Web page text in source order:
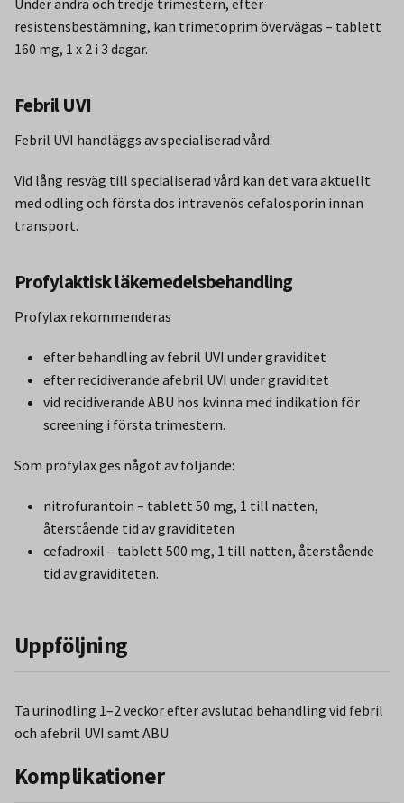
resistensbestämning, kan trimetoprim övervägas – tablett
160 mg, 1 x 2 i 3 dagar.
Febril UVI
Febril UVI handläggs av specialiserad vård.
Vid lång resväg till specialiserad vård kan det vara aktuellt
med odling och första dos intravenös cefalosporin innan
transport.
Profylaktisk läkemedelsbehandling
Profylax rekommenderas
efter behandling av febril UVI under graviditet
efter recidiverande afebril UVI under graviditet
vid recidiverande ABU hos kvinna med indikation för
screening i första trimestern.
Som profylax ges något av följande:
nitrofurantoin – tablett 50 mg, 1 till natten,
återstående tid av graviditeten
cefadroxil – tablett 500 mg, 1 till natten, återstående
tid av graviditeten.
Uppföljning
Ta urinodling 1–2 veckor efter avslutad behandling vid febril
och afebril UVI samt ABU.
Komplikationer